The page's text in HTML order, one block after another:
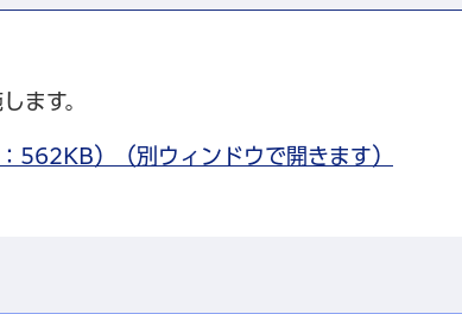
ます。
562KB）（別ウィンドウで開きます）